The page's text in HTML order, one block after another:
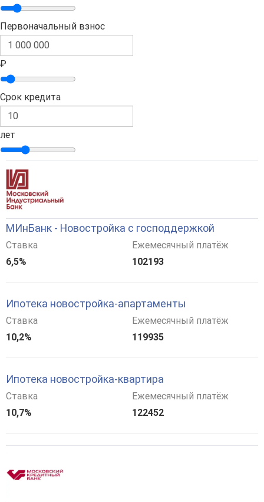
Первоначальный взнос
₽
Срок кредита
лет
МИнБанк - Новостройка с господдержкой
Ставка
6,5%
Ежемесячный платёж
102193
Ипотека новостройка-апартаменты
Ставка
10,2%
Ежемесячный платёж
119935
Ипотека новостройка-квартира
Ставка
10,7%
Ежемесячный платёж
122452